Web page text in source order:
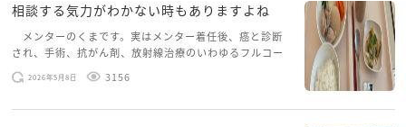
相談する気力がわかない時もありますよね
メンターのくまです。実はメンター着任後、癌と診断
され、手術、抗がん剤、放射線治療のいわゆるフルコー
スを体験していて、しばらくメンターカフェに来られて
いませんでした。体力だけでなく、気力も落ちパソコン
2026年5月8日 3156